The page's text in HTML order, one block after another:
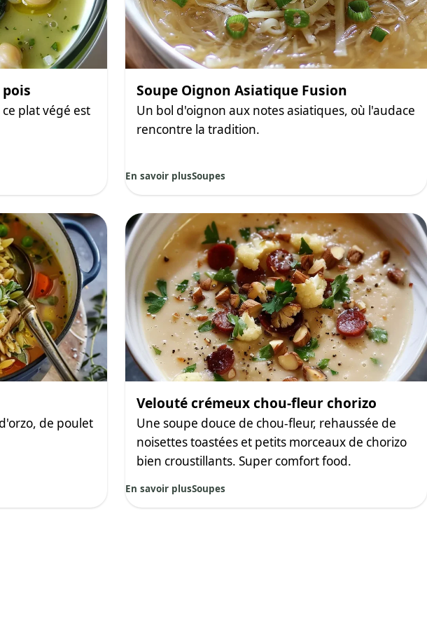
plat végé est
Soupe Oignon Asiatique Fusion
Un bol d'oignon aux notes asiatiques, où l'audace
rencontre la tradition.
En savoir plusSoupes
de poulet
Velouté crémeux chou-fleur chorizo
Une soupe douce de chou-fleur, rehaussée de
noisettes toastées et petits morceaux de chorizo
bien croustillants. Super comfort food.
En savoir plusSoupes